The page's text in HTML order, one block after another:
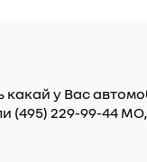
у Вас
(495) 229-99-44